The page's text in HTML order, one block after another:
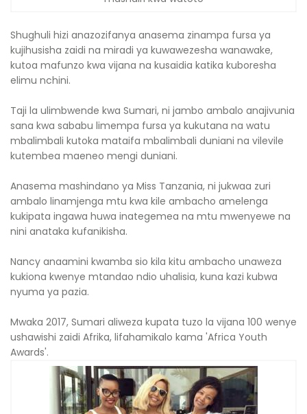
Shughuli hizi anazozifanya anasema zinampa fursa ya
kujihusisha zaidi na miradi ya kuwawezesha wanawake,
kutoa mafunzo kwa vijana na kusaidia katika kuboresha
elimu nchini.
Taji la ulimbwende kwa Sumari, ni jambo ambalo anajivunia
sana kwa sababu limempa fursa ya kukutana na watu
mbalimbali kutoka mataifa mbalimbali duniani na vilevile
kutembea maeneo mengi duniani.
Anasema mashindano ya Miss Tanzania, ni jukwaa zuri
ambalo linamjenga mtu kwa kile ambacho amelenga
kukipata ingawa huwa inategemea na mtu mwenyewe na
nini anataka kufanikisha.
Nancy anaamini kwamba sio kila kitu ambacho unaweza
kukiona kwenye mtandao ndio uhalisia, kuna kazi kubwa
nyuma ya pazia.
Mwaka 2017, Sumari aliweza kupata tuzo la vijana 100 wenye
ushawishi zaidi Afrika, lifahamikalo kama 'Africa Youth
Awards'.